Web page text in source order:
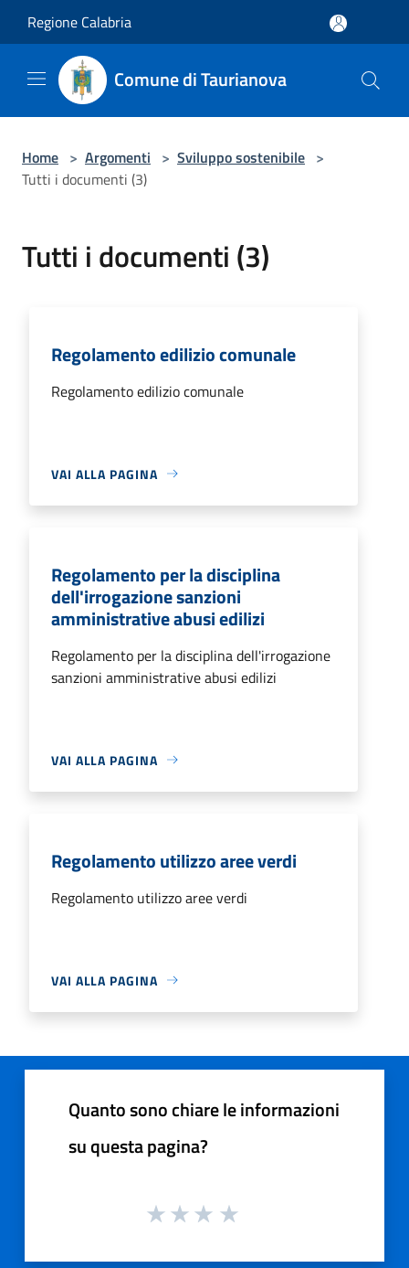
Regione Calabria
Comune di Taurianova
Home > Argomenti > Sviluppo sostenibile >
Tutti i documenti (3)
Tutti i documenti (3)
Regolamento edilizio comunale
Regolamento edilizio comunale
VAI ALLA PAGINA
Regolamento per la disciplina
dell'irrogazione sanzioni
amministrative abusi edilizi
Regolamento per la disciplina dell'irrogazione
sanzioni amministrative abusi edilizi
VAI ALLA PAGINA
Regolamento utilizzo aree verdi
Regolamento utilizzo aree verdi
VAI ALLA PAGINA
Quanto sono chiare le informazioni
su questa pagina?